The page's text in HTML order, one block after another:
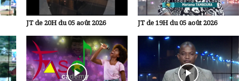
JT de 20H du 05 août 2026 JT de 19H du 05 août 2026